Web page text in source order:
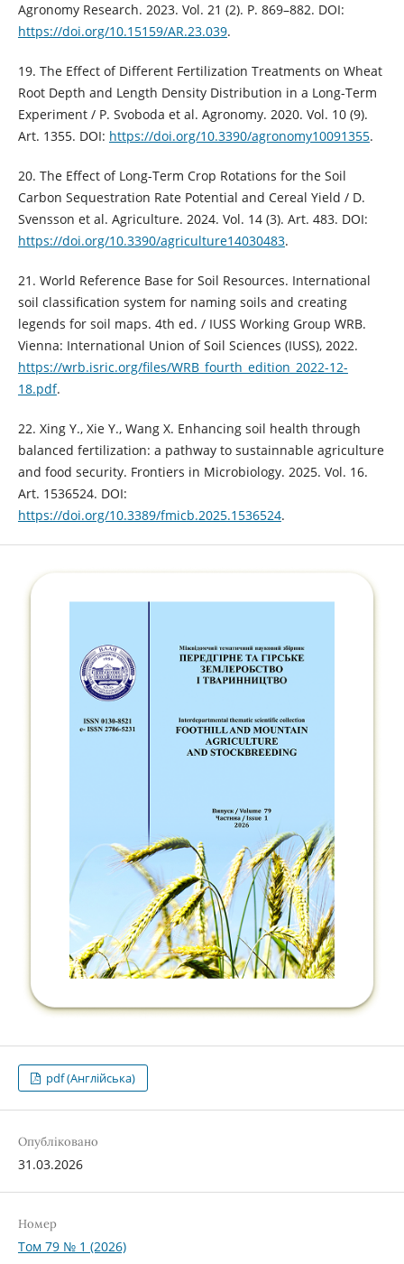
Agronomy Research. 2023. Vol. 21 (2). P. 869–882. DOI:
https://doi.org/10.15159/AR.23.039.
19. The Effect of Different Fertilization Treatments on Wheat
Root Depth and Length Density Distribution in a Long-Term
Experiment / P. Svoboda et al. Agronomy. 2020. Vol. 10 (9).
Art. 1355. DOI: https://doi.org/10.3390/agronomy10091355.
20. The Effect of Long-Term Crop Rotations for the Soil
Carbon Sequestration Rate Potential and Cereal Yield / D.
Svensson et al. Agriculture. 2024. Vol. 14 (3). Art. 483. DOI:
https://doi.org/10.3390/agriculture14030483.
21. World Reference Base for Soil Resources. International
soil classification system for naming soils and creating
legends for soil maps. 4th ed. / IUSS Working Group WRB.
Vienna: International Union of Soil Sciences (IUSS), 2022.
https://wrb.isric.org/files/WRB_fourth_edition_2022-12-
18.pdf.
22. Xing Y., Xie Y., Wang X. Enhancing soil health through
balanced fertilization: a pathway to sustainnable agriculture
and food security. Frontiers in Microbiology. 2025. Vol. 16.
Art. 1536524. DOI:
https://doi.org/10.3389/fmicb.2025.1536524.
pdf (Англійська)
Опубліковано
31.03.2026
Номер
Том 79 № 1 (2026)